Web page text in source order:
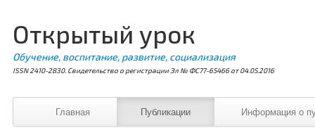
Открытый урок
Обучение, воспитание, развитие, социализация
ISSN 2410-2830. Свидетельство о регистрации Эл № ФС77-65466 от 04.05.2016
Главная Публикации Информация о